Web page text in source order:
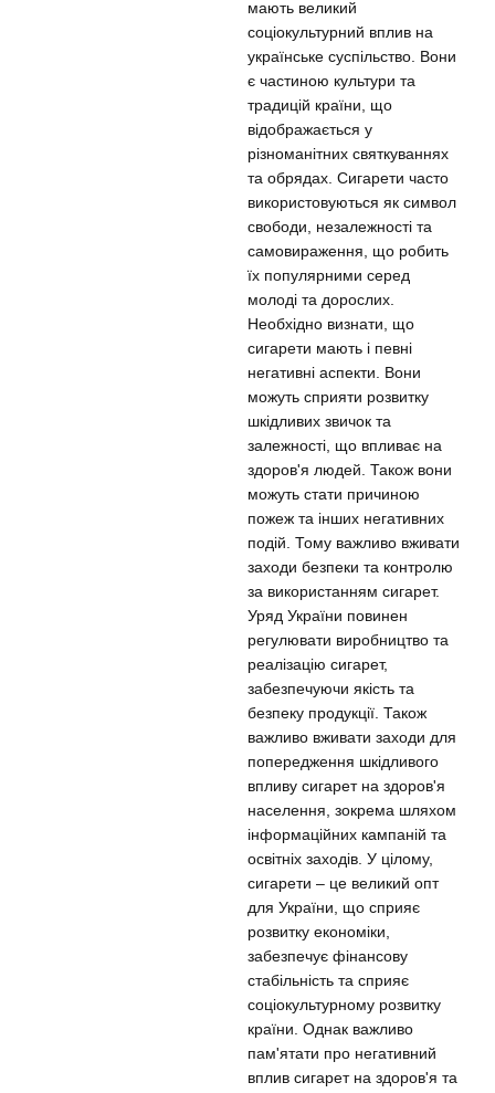
мають великий
соціокультурний вплив на
українське суспільство. Вони
є частиною культури та
традицій країни, що
відображається у
різноманітних святкуваннях
та обрядах. Сигарети часто
використовуються як символ
свободи, незалежності та
самовираження, що робить
їх популярними серед
молоді та дорослих.
Необхідно визнати, що
сигарети мають і певні
негативні аспекти. Вони
можуть сприяти розвитку
шкідливих звичок та
залежності, що впливає на
здоров'я людей. Також вони
можуть стати причиною
пожеж та інших негативних
подій. Тому важливо вживати
заходи безпеки та контролю
за використанням сигарет.
Уряд України повинен
регулювати виробництво та
реалізацію сигарет,
забезпечуючи якість та
безпеку продукції. Також
важливо вживати заходи для
попередження шкідливого
впливу сигарет на здоров'я
населення, зокрема шляхом
інформаційних кампаній та
освітніх заходів. У цілому,
сигарети – це великий опт
для України, що сприяє
розвитку економіки,
забезпечує фінансову
стабільність та сприяє
соціокультурному розвитку
країни. Однак важливо
пам'ятати про негативний
вплив сигарет на здоров'я та